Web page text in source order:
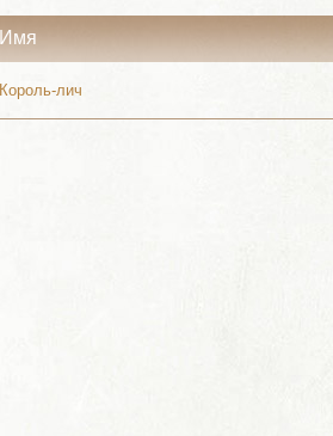
Имя
Король-лич